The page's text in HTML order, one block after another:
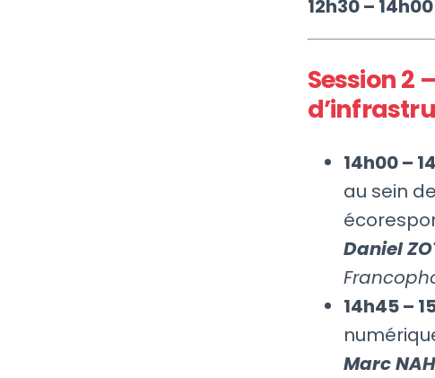
12h30 – 14h00
Session 2
14h00 –
au sein
Daniel
14h45 –
Marc